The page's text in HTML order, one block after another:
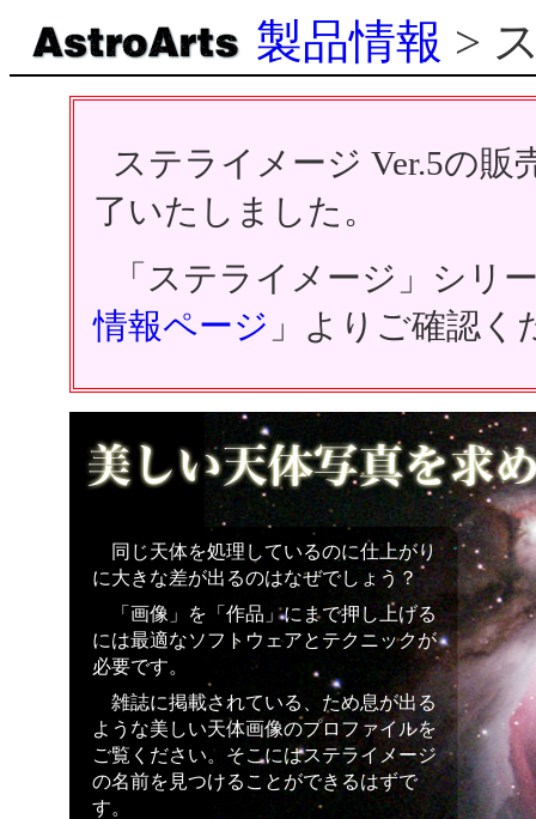
製品情報 >
ステライメージ Ver.5の
了いたしました。
「ステライメージ」シリ
情報ページ 」よりご確認く
同じ天体を処理しているのに仕上がり
に大きな差が出るのはなぜでしょう？
「画像」を「作品」にまで押し上げる
には最適なソフトウェアとテクニックが
必要です。
雑誌に掲載されている、ため息が出る
ような美しい天体画像のプロファイルを
ご覧ください。そこにはステライメージ
の名前を見つけることができるはずで
す。